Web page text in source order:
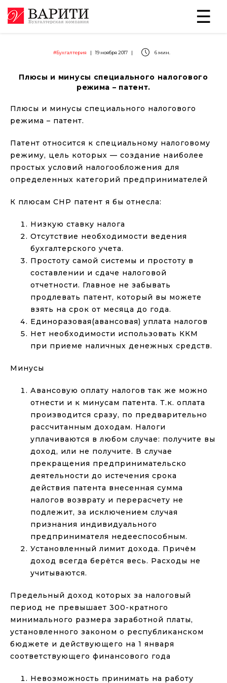
#Бухгалтерия | 19 ноября 2017 | 6 мин.
Плюсы и минусы специального налогового
режима – патент.
Плюсы и минусы специального налогового
режима – патент.
Патент относится к специальному налоговому
режиму, цель которых — создание наиболее
простых условий налогообложения для
определенных категорий предпринимателей
К плюсам СНР патент я бы отнесла:
Низкую ставку налога
Отсутствие необходимости ведения
бухгалтерского учета.
Простоту самой системы и простоту в
составлении и сдаче налоговой
отчетности. Главное не забывать
продлевать патент, который вы можете
взять на срок от месяца до года.
Единоразовая(авансовая) уплата налогов
Нет необходимости использовать ККМ
при приеме наличных денежных средств.
Минусы
Авансовую оплату налогов так же можно
отнести и к минусам патента. Т.к. оплата
производится сразу, по предварительно
рассчитанным доходам. Налоги
уплачиваются в любом случае: получите вы
доход, или не получите. В случае
прекращения предпринимательско
деятельности до истечения срока
действия патента внесенная сумма
налогов возврату и перерасчету не
подлежит, за исключением случая
признания индивидуального
предпринимателя недееспособным.
Установленный лимит дохода. Причём
доход всегда берётся весь. Расходы не
учитываются.
Предельный доход которых за налоговый
период не превышает 300-кратного
минимального размера заработной платы,
установленного законом о республиканском
бюджете и действующего на 1 января
соответствующего финансового года
Невозможность принимать на работу